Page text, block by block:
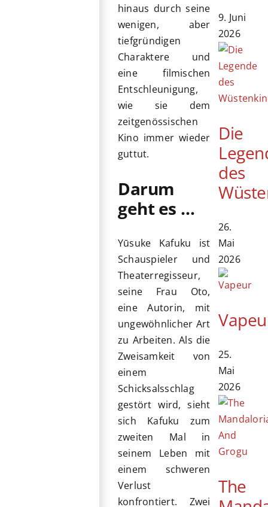
hinaus durch seine
wenigen, aber
tiefgründigen
Charaktere und
eine filmischen
Entschleunigung,
wie sie dem
zeitgenössischen
Kino immer wieder
guttut.
Darum
geht es …
Yūsuke Kafuku ist
Schauspieler und
Theaterregisseur,
seine Frau Oto,
eine Autorin, mit
ungewöhnlicher Art
zu Arbeiten. Als die
Zweisamkeit von
einem
Schicksalsschlag
gestört wird, sieht
sich Kafuku zum
zweiten Mal in
seinem Leben mit
einem schweren
Verlust
konfrontiert. Zwei
9. Juni
2026
Die
des
26.
Mai
2026
25.
Mai
2026
The